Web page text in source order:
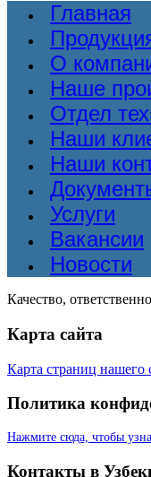
Главная
О
Наше
Отдел
Наши
Наши
Услуги
Вакансии
Новости
Качество,
Карта сайта
Карта страниц нашего
Политика
Нажмите сюда, чтобы
Контакты в